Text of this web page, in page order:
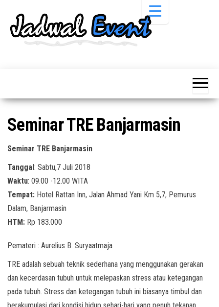
Pameran,
Acara &
Promo
Terbaru
Pameran,
Bazaar,
Workshop,
Lomba dll.
Seminar TRE Banjarmasin
Seminar TRE Banjarmasin
Tanggal: Sabtu,7 Juli 2018
Waktu: 09.00 -12.00 WITA
Tempat: Hotel Rattan Inn, Jalan Ahmad Yani Km 5,7, Pemurus
Dalam, Banjarmasin
HTM: Rp 183.000
Pemateri : Aurelius B. Suryaatmaja
TRE adalah sebuah teknik sederhana yang menggunakan gerakan
dan kecerdasan tubuh untuk melepaskan stress atau ketegangan
pada tubuh. Stress dan ketegangan tubuh ini biasanya timbul dan